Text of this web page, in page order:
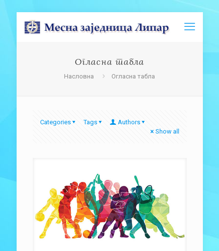
Огласна табла
Насловна Огласна табла
Categories Tags
Authors
Show all